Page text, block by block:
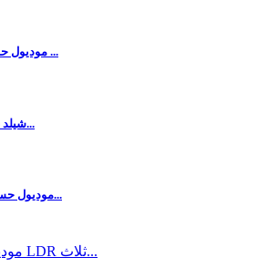
موديول حساس نبضات قلب ...
شيلد قياسات حيوية للأو...
موديول حساس قياس نبضات...